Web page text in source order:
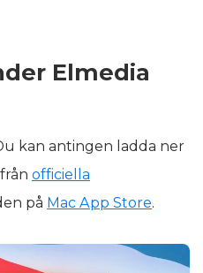
Elmedia
kan antingen ladda ner
officiella
på Mac App Store.